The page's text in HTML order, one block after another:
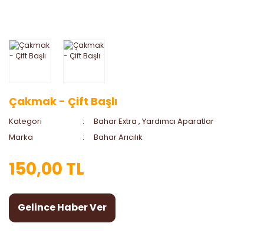
Çakmak - Çift Başlı
Kategori Bahar Extra,Yardımcı Aparatlar
Marka
Bahar Arıcılık
150,00 TL
Gelince Haber Ver